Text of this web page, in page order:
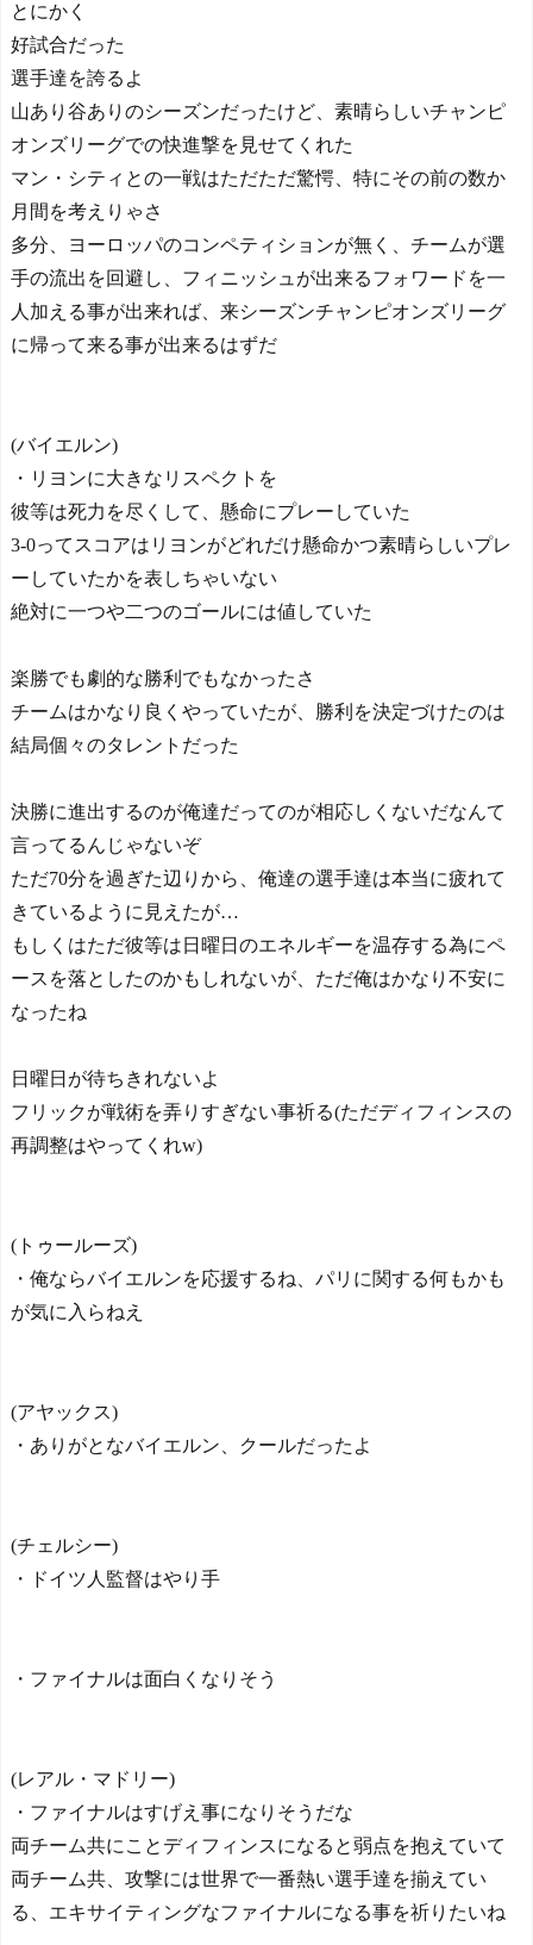
とにかく
好試合だった
選手達を誇るよ
山あり谷ありのシーズンだったけど、素晴らしいチャンピ
オンズリーグでの快進撃を見せてくれた
マン・シティとの一戦はただただ驚愕、特にその前の数か
月間を考えりゃさ
多分、ヨーロッパのコンペティションが無く、チームが選
手の流出を回避し、フィニッシュが出来るフォワードを一
人加える事が出来れば、来シーズンチャンピオンズリーグ
に帰って来る事が出来るはずだ
(バイエルン)
・リヨンに大きなリスペクトを
彼等は死力を尽くして、懸命にプレーしていた
3-0ってスコアはリヨンがどれだけ懸命かつ素晴らしいプレ
ーしていたかを表しちゃいない
絶対に一つや二つのゴールには値していた
楽勝でも劇的な勝利でもなかったさ
チームはかなり良くやっていたが、勝利を決定づけたのは
結局個々のタレントだった
決勝に進出するのが俺達だってのが相応しくないだなんて
言ってるんじゃないぞ
ただ70分を過ぎた辺りから、俺達の選手達は本当に疲れて
きているように見えたが…
もしくはただ彼等は日曜日のエネルギーを温存する為にペ
ースを落としたのかもしれないが、ただ俺はかなり不安に
なったね
日曜日が待ちきれないよ
フリックが戦術を弄りすぎない事祈る(ただディフィンスの
再調整はやってくれw)
(トゥールーズ)
・俺ならバイエルンを応援するね、パリに関する何もかも
が気に入らねえ
(アヤックス)
・ありがとなバイエルン、クールだったよ
(チェルシー)
・ドイツ人監督はやり手
・ファイナルは面白くなりそう
(レアル・マドリー)
・ファイナルはすげえ事になりそうだな
両チーム共にことディフィンスになると弱点を抱えていて
両チーム共、攻撃には世界で一番熱い選手達を揃えてい
る、エキサイティングなファイナルになる事を祈りたいね